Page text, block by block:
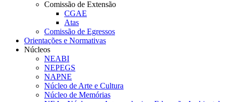
Comissão de Extensão
CGAE
Atas
Comissão de Egressos
Orientações e Normativas
Núcleos
NEABI
NEPEGS
NAPNE
Núcleo de Arte e Cultura
Núcleo de Memórias